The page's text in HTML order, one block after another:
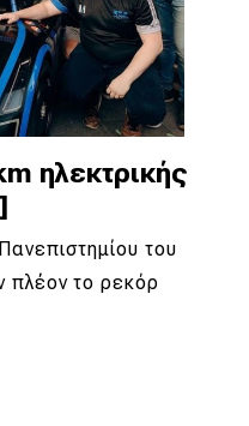
ηλεκτρικής
του
πλέον το ρεκόρ